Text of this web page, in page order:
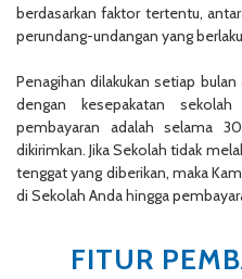
berdasarkan faktor tertentu,
perundang-undangan yang
Penagihan dilakukan setiap
dengan kesepakatan
pembayaran adalah selama
dikirimkan. Jika Sekolah tidak
tenggat yang diberikan, maka
di Sekolah Anda hingga
FITUR